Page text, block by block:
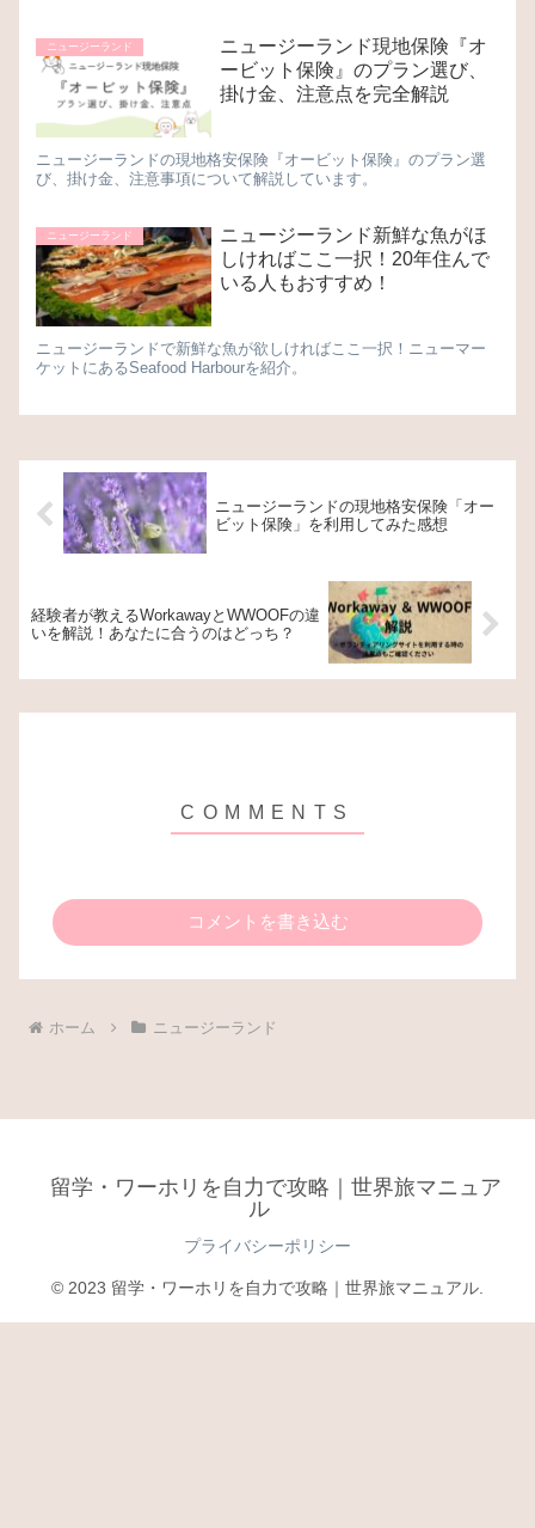
ニュージーランド
ニュージーランド現地保険『オ
ービット保険』のプラン選び、
掛け金、注意点を完全解説
ニュージーランドの現地格安保険『オービット保険』のプラン選
び、掛け金、注意事項について解説しています。
ニュージーランド
ニュージーランド新鮮な魚がほ
しければここ一択！20年住んで
いる人もおすすめ！
ニュージーランドで新鮮な魚が欲しければここ一択！ニューマー
ケットにあるSeafood Harbourを紹介。
ニュージーランドの現地格安保険「オー
ビット保険」を利用してみた感想
経験者が教えるWorkawayとWWOOFの違
いを解説！あなたに合うのはどっち？
コメントを書き込む
ホーム ニュージーランド
留学・ワーホリを自力で攻略｜世界旅マニュア
ル
プライバシーポリシー
© 2023 留学・ワーホリを自力で攻略｜世界旅マニュアル.